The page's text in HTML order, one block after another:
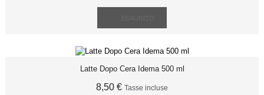
Latte Dopo Cera Idema 500 ml
8,50 € Tasse incluse